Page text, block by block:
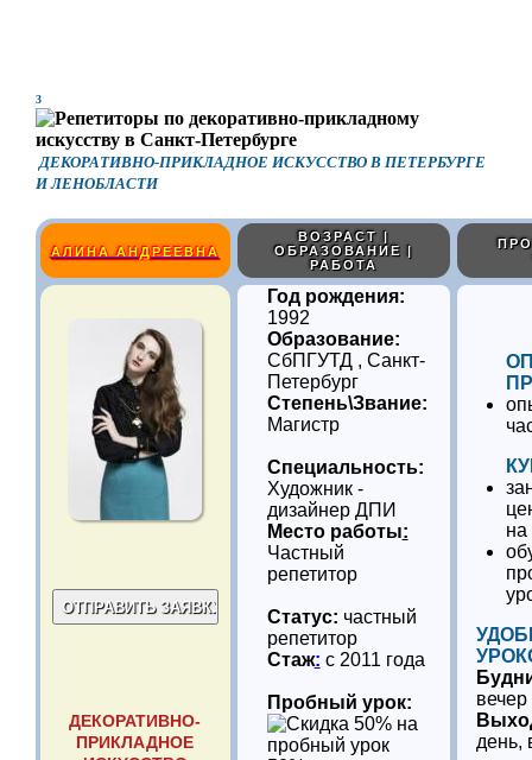
3
ДЕКОРАТИВНО-ПРИКЛАДНОЕ ИСКУССТВО В ПЕТЕРБУРГЕ
И ЛЕНОБЛАСТИ
АЛИНА АНДРЕЕВНА
ВОЗРАСТ |
ОБРАЗОВАНИЕ |
РАБОТА
ДЕКОРАТИВНО-
ПРИКЛАДНОЕ
Год рождения:
1992
Образование:
СбПГУТД , Санкт-
Петербург
Степень\Звание:
Магистр
Специальность:
Художник -
дизайнер ДПИ
Место работы:
Частный
репетитор
Статус: частный
репетитор
Стаж: с 2011 года
Пробный урок:
на
вечер
день,